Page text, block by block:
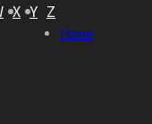
X Y Z
Home